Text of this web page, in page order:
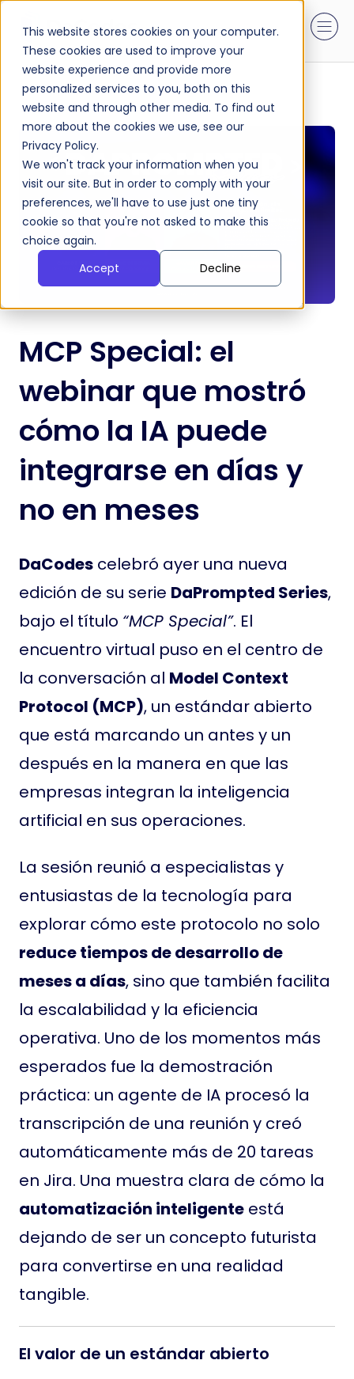
This website stores cookies on your computer.
These cookies are used to improve your
website experience and provide more
personalized services to you, both on this
website and through other media. To find out
more about the cookies we use, see our
Privacy Policy.
We won't track your information when you
visit our site. But in order to comply with your
preferences, we'll have to use just one tiny
cookie so that you're not asked to make this
choice again.
Accept
Decline
MCP Special: el
webinar que mostró
cómo la IA puede
integrarse en días y
no en meses
DaCodes celebró ayer una nueva
edición de su serie DaPrompted Series,
bajo el título “MCP Special”. El
encuentro virtual puso en el centro de
la conversación al Model Context
Protocol (MCP), un estándar abierto
que está marcando un antes y un
después en la manera en que las
empresas integran la inteligencia
artificial en sus operaciones.
La sesión reunió a especialistas y
entusiastas de la tecnología para
explorar cómo este protocolo no solo
reduce tiempos de desarrollo de
meses a días, sino que también facilita
la escalabilidad y la eficiencia
operativa. Uno de los momentos más
esperados fue la demostración
práctica: un agente de IA procesó la
transcripción de una reunión y creó
automáticamente más de 20 tareas
en Jira. Una muestra clara de cómo la
automatización inteligente está
dejando de ser un concepto futurista
para convertirse en una realidad
tangible.
El valor de un estándar abierto